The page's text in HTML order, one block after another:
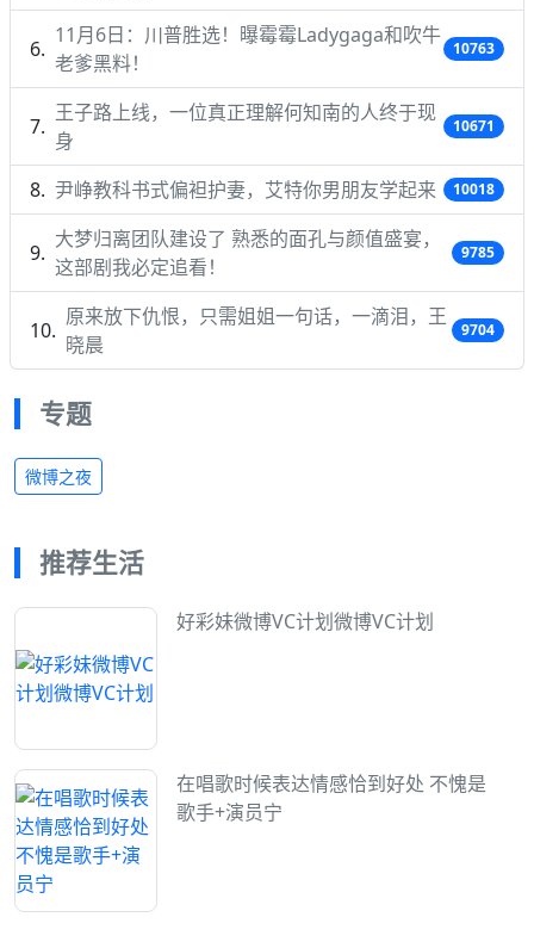
11月6日：川普胜选！曝霉霉Ladygaga和吹牛
老爹黑料！
10763
王子路上线，一位真正理解何知南的人终于现
身
10671
尹峥教科书式偏袒护妻，艾特你男朋友学起来 10018
大梦归离团队建设了 熟悉的面孔与颜值盛宴，
这部剧我必定追看！
9785
原来放下仇恨，只需姐姐一句话，一滴泪，王
晓晨
9704
专题
微博之夜
推荐生活
好彩妹微博VC计划微博VC计划
在唱歌时候表达情感恰到好处 不愧是
歌手+演员宁